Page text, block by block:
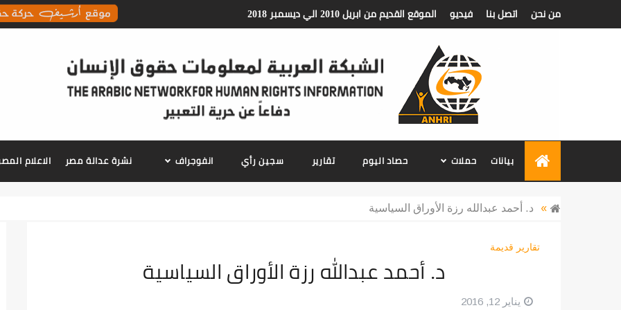
من نحن اتصل بنا فيديو الموقع القديم من ابريل 2010 الي ديسمبر 2018
الشبكة العربية لمعلومات حقوق
بيانات حملات حصاد اليوم تقارير سجين رأي انفوجراف نشرة عدالة مصر الاعلام
» د. أحمد عبدالله رزة الأوراق السياسية
تقارير قديمة
د. أحمد عبدالله رزة الأوراق السياسية
يناير 12, 2016